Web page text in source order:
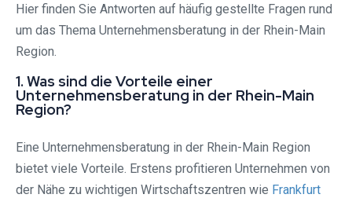
Hier finden Sie Antworten auf häufig gestellte Fragen rund
um das Thema Unternehmensberatung in der Rhein-Main
Region.
1. Was sind die Vorteile einer
Unternehmensberatung in der Rhein-Main
Region?
Eine Unternehmensberatung in der Rhein-Main Region
bietet viele Vorteile. Erstens profitieren Unternehmen von
der Nähe zu wichtigen Wirtschaftszentren wie Frankfurt